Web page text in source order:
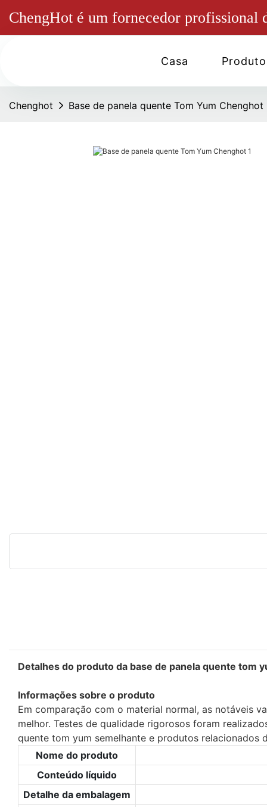
ChengHot é um fornecedor profissional
Casa
Chenghot Base de panela quente Tom Yum Chenghot
Detalhes do produto da base de panela quente tom
Informações sobre o produto
Em comparação com o material normal, as notáveis
melhor. Testes de qualidade rigorosos foram
quente tom yum semelhante e produtos relacionados
Nome do produto
Conteúdo líquido
Detalhe da embalagem